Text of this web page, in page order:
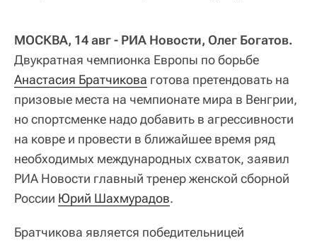
МОСКВА, 14 авг - РИА Новости, Олег Богатов.
Двукратная чемпионка Европы по борьбе
Анастасия Братчикова готова претендовать на
призовые места на чемпионате мира в Венгрии,
но спортсменке надо добавить в агрессивности
на ковре и провести в ближайшее время ряд
необходимых международных схваток, заявил
РИА Новости главный тренер женской сборной
России Юрий Шахмурадов.
Братчикова является победительницей